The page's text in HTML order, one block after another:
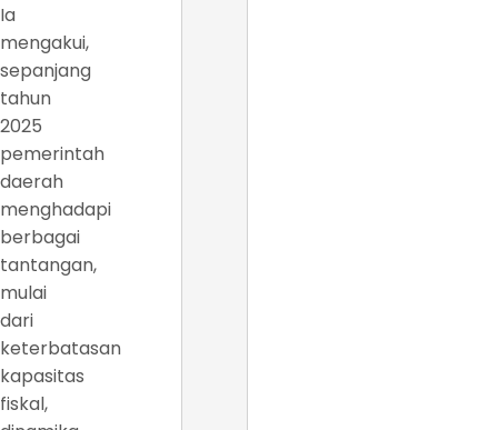
Ia
mengakui,
sepanjang
tahun
2025
pemerintah
daerah
menghadapi
berbagai
tantangan,
mulai
dari
keterbatasan
kapasitas
fiskal,